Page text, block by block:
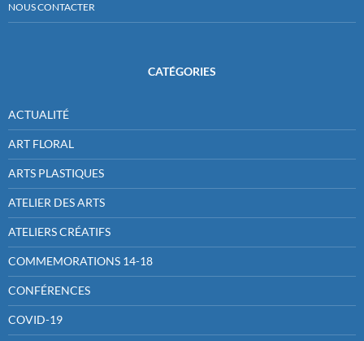
NOUS CONTACTER
CATÉGORIES
ACTUALITÉ
ART FLORAL
ARTS PLASTIQUES
ATELIER DES ARTS
ATELIERS CRÉATIFS
COMMEMORATIONS 14-18
CONFÉRENCES
COVID-19